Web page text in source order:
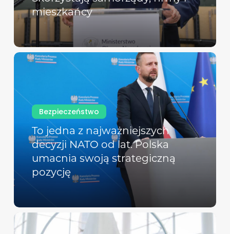
mieszkańcy
Bezpieczeństwo
To jedna z najważniejszych
decyzji NATO od lat. Polska
umacnia swoją strategiczną
pozycję